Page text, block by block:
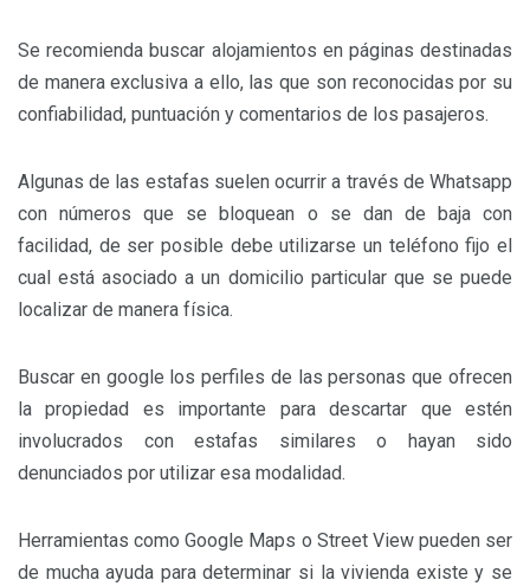
Se recomienda buscar alojamientos en páginas destinadas
de manera exclusiva a ello, las que son reconocidas por su
confiabilidad, puntuación y comentarios de los pasajeros.
Algunas de las estafas suelen ocurrir a través de Whatsapp
con números que se bloquean o se dan de baja con
facilidad, de ser posible debe utilizarse un teléfono fijo el
cual está asociado a un domicilio particular que se puede
localizar de manera física.
Buscar en google los perfiles de las personas que ofrecen
la propiedad es importante para descartar que estén
involucrados con estafas similares o hayan sido
denunciados por utilizar esa modalidad.
Herramientas como Google Maps o Street View pueden ser
de mucha ayuda para determinar si la vivienda existe y se